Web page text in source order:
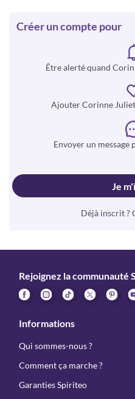
Créer un compte pour
Être alerté quand
Ajouter Corinne
Envoyer un
Je
Déjà inscrit ?
Rejoignez la communauté
Informations
Qui sommes-nous ?
Comment ça marche ?
Garanties Spiriteo